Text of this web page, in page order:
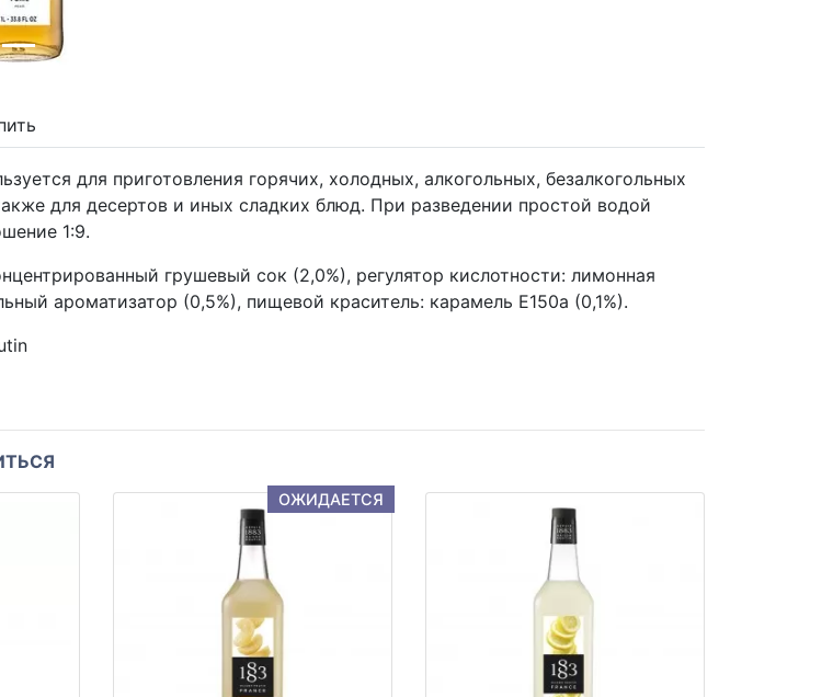
для приготовления горячих, холодных, алкогольных, безалкогольных
для десертов и иных сладких блюд. При разведении простой водой
1:9.
грушевый сок (2,0%), регулятор кислотности: лимонная
ароматизатор (0,5%), пищевой краситель: карамель Е150а (0,1%).
ОЖИДАЕТСЯ